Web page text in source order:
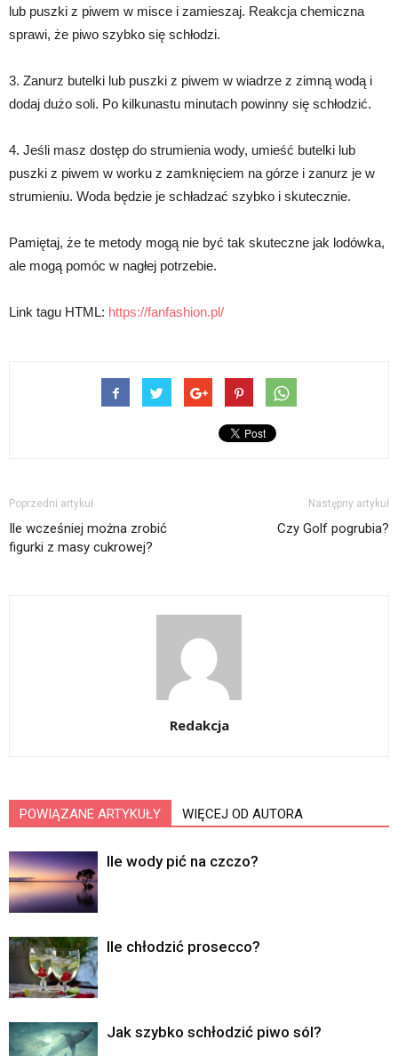
lub puszki z piwem w misce i zamieszaj. Reakcja chemiczna
sprawi, że piwo szybko się schłodzi.
3. Zanurz butelki lub puszki z piwem w wiadrze z zimną wodą i
dodaj dużo soli. Po kilkunastu minutach powinny się schłodzić.
4. Jeśli masz dostęp do strumienia wody, umieść butelki lub
puszki z piwem w worku z zamknięciem na górze i zanurz je w
strumieniu. Woda będzie je schładzać szybko i skutecznie.
Pamiętaj, że te metody mogą nie być tak skuteczne jak lodówka,
ale mogą pomóc w nagłej potrzebie.
Link tagu HTML: https://fanfashion.pl/
Poprzedni artykuł
Ile wcześniej można zrobić
figurki z masy cukrowej?
Następny artykuł
Czy Golf pogrubia?
Redakcja
POWIĄZANE ARTYKUŁY WIĘCEJ OD AUTORA
Ile wody pić na czczo?
Ile chłodzić prosecco?
Jak szybko schłodzić piwo sól?